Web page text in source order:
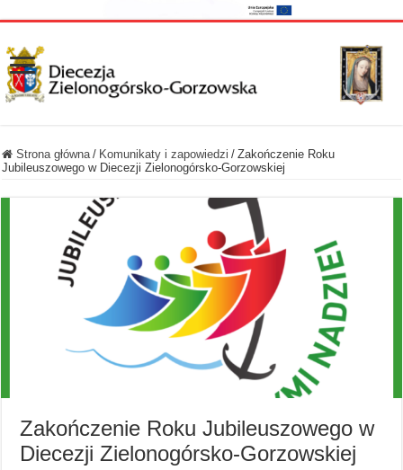
Strona główna / Komunikaty i zapowiedzi / Zakończenie Roku
Jubileuszowego w Diecezji Zielonogórsko-Gorzowskiej
Zakończenie Roku Jubileuszowego w
Diecezji Zielonogórsko-Gorzowskiej